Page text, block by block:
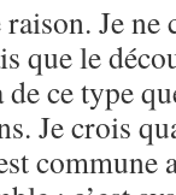
Je ne
que le
ce type
Je crois
commune